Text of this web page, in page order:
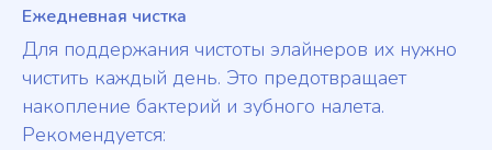
Ежедневная чистка
Для поддержания чистоты элайнеров их нужно
чистить каждый день. Это предотвращает
накопление бактерий и зубного налета.
Рекомендуется: